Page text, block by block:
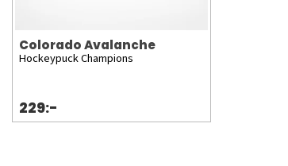
Colorado Avalanche
Hockeypuck Champions
229:-